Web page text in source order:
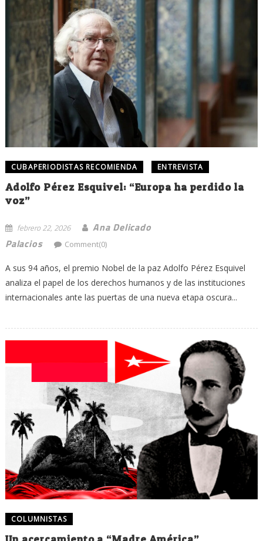
CUBAPERIODISTAS RECOMIENDA ENTREVISTA
Adolfo Pérez Esquivel: “Europa ha perdido la
voz”
febrero 22, 2026
Ana Delicado
Palacios
Comment(0)
A sus 94 años, el premio Nobel de la paz Adolfo Pérez Esquivel
analiza el papel de los derechos humanos y de las instituciones
internacionales ante las puertas de una nueva etapa oscura...
COLUMNISTAS